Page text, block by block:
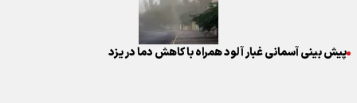
پیش بینی آسمانی غبار آلود همراه با کاهش دما در یزد